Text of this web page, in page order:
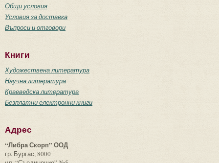
Общи условия
Условия за доставка
Въпроси и отговори
Книги
Художествена литература
Научна литература
Краеведска литература
Безплатни електронни книги
Адрес
“Либра Скорп” ООД
гр. Бургас, 8000